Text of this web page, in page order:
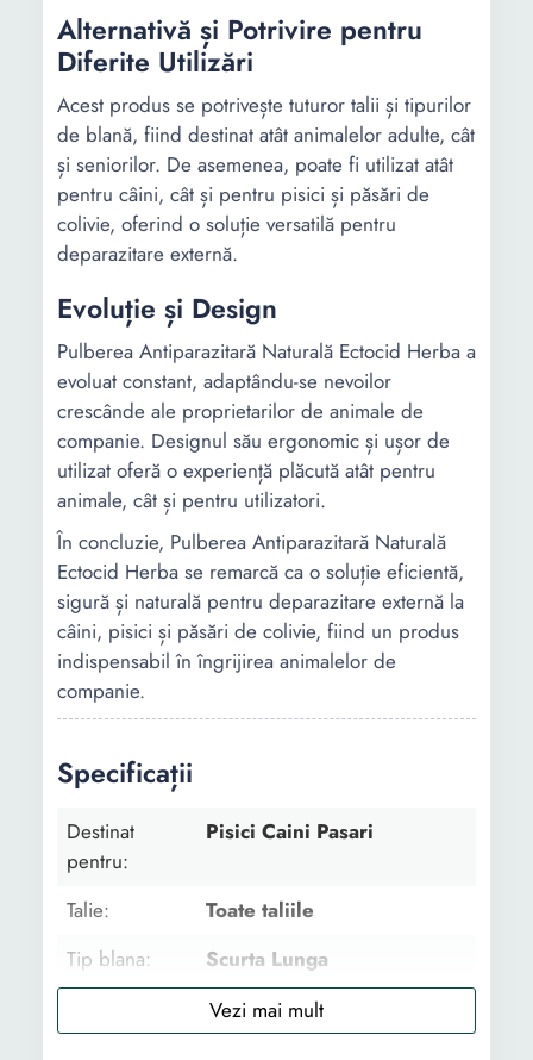
Alternativă și Potrivire pentru
Diferite Utilizări
Acest produs se potrivește tuturor talii și tipurilor
de blană, fiind destinat atât animalelor adulte, cât
și seniorilor. De asemenea, poate fi utilizat atât
pentru câini, cât și pentru pisici și păsări de
colivie, oferind o soluție versatilă pentru
deparazitare externă.
Evoluție și Design
Pulberea Antiparazitară Naturală Ectocid Herba a
evoluat constant, adaptându-se nevoilor
crescânde ale proprietarilor de animale de
companie. Designul său ergonomic și ușor de
utilizat oferă o experiență plăcută atât pentru
animale, cât și pentru utilizatori.
În concluzie, Pulberea Antiparazitară Naturală
Ectocid Herba se remarcă ca o soluție eficientă,
sigură și naturală pentru deparazitare externă la
câini, pisici și păsări de colivie, fiind un produs
indispensabil în îngrijirea animalelor de
companie.
Specificații
Destinat
pentru:
Pisici Caini Pasari
Talie:
Toate taliile
Tip blana:
Scurta Lunga
Adult Senior